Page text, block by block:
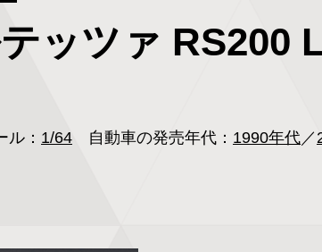
ッツァ RS200
ル： 1/64 自動車の発売年代： 1990年代 ／